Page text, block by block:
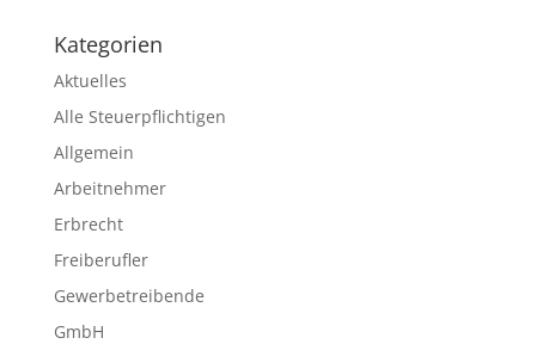
Kategorien
Aktuelles
Alle Steuerpflichtigen
Allgemein
Arbeitnehmer
Erbrecht
Freiberufler
Gewerbetreibende
GmbH